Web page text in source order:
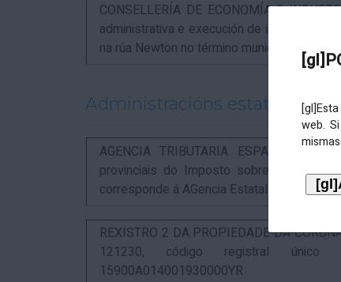
web.
CONSELLERÍA DE ECONOMÍA E
administrativa e execución de instalacións
na rúa Newton no término municipal da
Administracións estatais
AGENCIA TRIBUTARIA ESPAÑOLA.
provinciais do Imposto sobre
corresponde á AGencia Estatal de
REXISTRO 2 DA PROPIEDADE DA
121230, código registral único
15900A014001930000YR